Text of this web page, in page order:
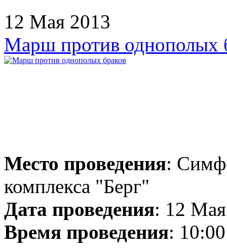
12 Мая 2013
Марш против однополых
Место проведения:
комплекса "Берг"
Дата проведения: 12
Время проведения: 10:00